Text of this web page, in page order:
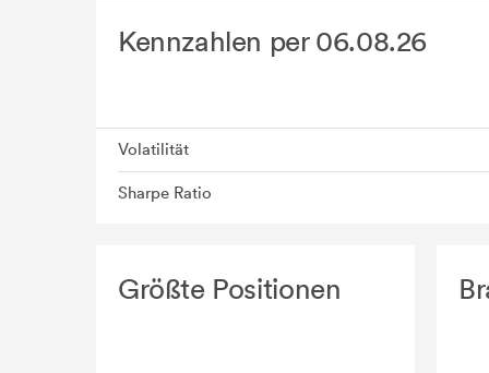
Kennzahlen per 06.08.26
Volatilität
Sharpe Ratio
Größte Positionen